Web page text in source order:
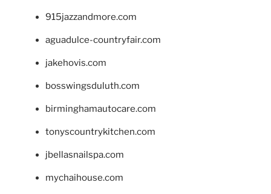
915jazzandmore.com
aguadulce-countryfair.com
jakehovis.com
bosswingsduluth.com
birminghamautocare.com
tonyscountrykitchen.com
jbellasnailspa.com
mychaihouse.com